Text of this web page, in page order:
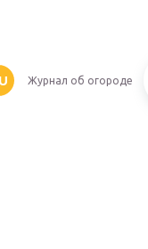
Журнал об огороде